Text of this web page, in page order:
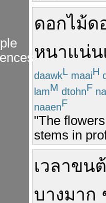
ดอกไม้ด
หนาแน่น
daawkL maaiH
lamM dtohnF
naaenF
"The
stems in
เวลาขน
บางมาก